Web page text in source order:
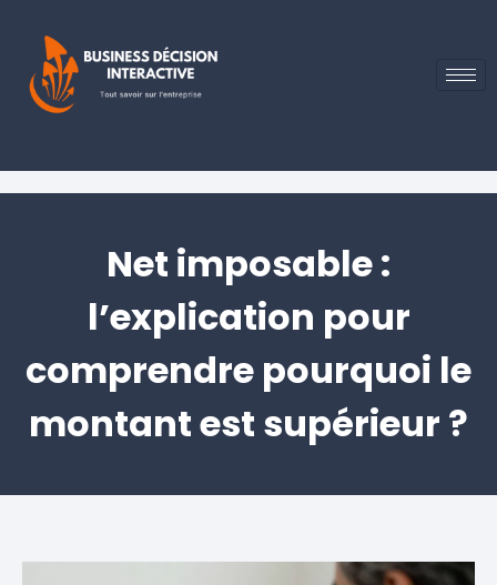
Net imposable :
l’explication pour
comprendre pourquoi le
montant est supérieur ?